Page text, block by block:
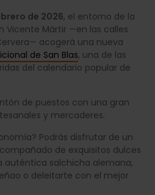
de 2026, el entorno de la
Vicente Mártir —en las calles
acogerá una nueva
de San Blas, una de las
del calendario popular de
de puestos con una gran
y mercaderes.
Podrás disfrutar de un
de exquisitos dulces
auténtica salchicha alemana,
o deleitarte con el mejor